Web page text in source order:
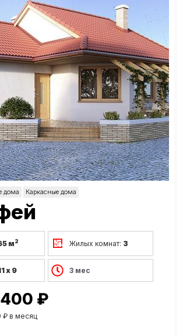
дома Каркасные дома
м2 Жилых комнат: 3
х 9 3 мес
₽
₽ в месяц